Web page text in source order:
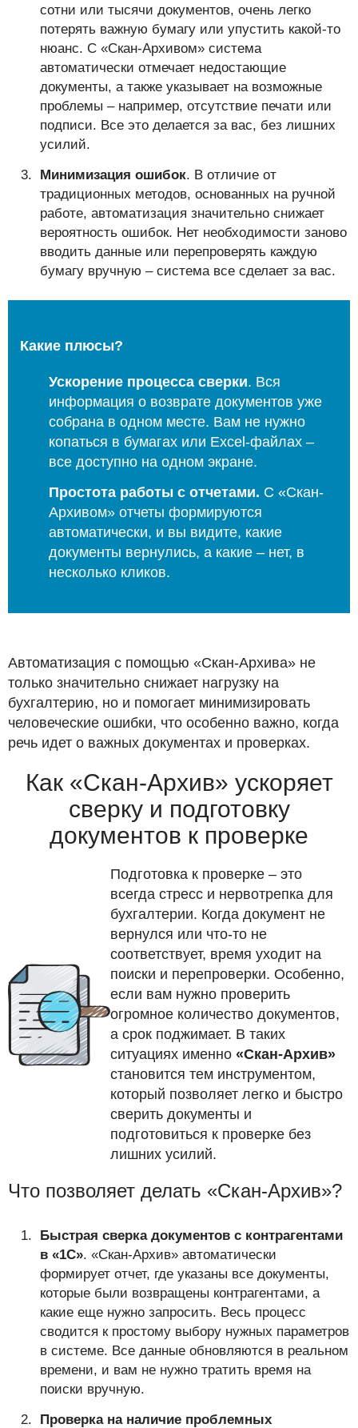
сотни или тысячи документов, очень легко
потерять важную бумагу или упустить какой-то
нюанс. С «Скан-Архивом» система
автоматически отмечает недостающие
документы, а также указывает на возможные
проблемы – например, отсутствие печати или
подписи. Все это делается за вас, без лишних
усилий.
Минимизация ошибок. В отличие от
традиционных методов, основанных на ручной
работе, автоматизация значительно снижает
вероятность ошибок. Нет необходимости заново
вводить данные или перепроверять каждую
бумагу вручную – система все сделает за вас.
Какие плюсы?
Ускорение процесса сверки. Вся
информация о возврате документов уже
собрана в одном месте. Вам не нужно
копаться в бумагах или Excel-файлах –
все доступно на одном экране.
Простота работы с отчетами. С «Скан-
Архивом» отчеты формируются
автоматически, и вы видите, какие
документы вернулись, а какие – нет, в
несколько кликов.
Автоматизация с помощью «Скан-Архива» не
только значительно снижает нагрузку на
бухгалтерию, но и помогает минимизировать
человеческие ошибки, что особенно важно, когда
речь идет о важных документах и проверках.
Как «Скан-Архив» ускоряет
сверку и подготовку
документов к проверке
Подготовка к проверке – это
всегда стресс и нервотрепка для
бухгалтерии. Когда документ не
вернулся или что-то не
соответствует, время уходит на
поиски и перепроверки. Особенно,
если вам нужно проверить
огромное количество документов,
а срок поджимает. В таких
ситуациях именно «Скан-Архив»
становится тем инструментом,
который позволяет легко и быстро
сверить документы и
подготовиться к проверке без
лишних усилий.
Что позволяет делать «Скан-Архив»?
Быстрая сверка документов с контрагентами
в «1С». «Скан-Архив» автоматически
формирует отчет, где указаны все документы,
которые были возвращены контрагентами, а
какие еще нужно запросить. Весь процесс
сводится к простому выбору нужных параметров
в системе. Все данные обновляются в реальном
времени, и вам не нужно тратить время на
поиски вручную.
Проверка на наличие проблемных